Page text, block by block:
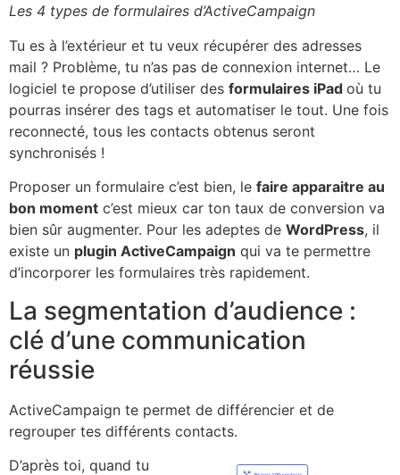
Les 4 types de formulaires d’ActiveCampaign
Tu es à l’extérieur et tu veux récupérer des adresses
mail ? Problème, tu n’as pas de connexion internet… Le
logiciel te propose d’utiliser des formulaires iPad où tu
pourras insérer des tags et automatiser le tout. Une fois
reconnecté, tous les contacts obtenus seront
synchronisés !
Proposer un formulaire c’est bien, le faire apparaitre au
bon moment c’est mieux car ton taux de conversion va
bien sûr augmenter. Pour les adeptes de WordPress, il
existe un plugin ActiveCampaign qui va te permettre
d’incorporer les formulaires très rapidement.
La segmentation d’audience :
clé d’une communication
réussie
ActiveCampaign te permet de différencier et de
regrouper tes différents contacts.
D’après toi, quand tu